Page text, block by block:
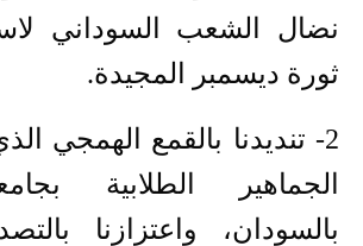
نضال الشعب السوداني
ثورة ديسمبر المجيدة.
2- تنديدنا بالقمع الهمجي
الجماهير الطلابية
بالسودان، واعتزازنا